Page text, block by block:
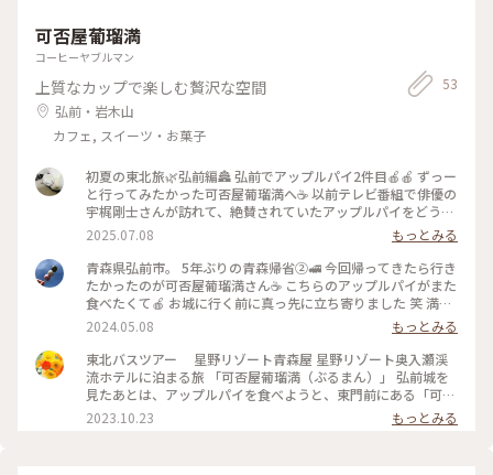
可否屋葡瑠満
コーヒーヤブルマン
上質なカップで楽しむ贅沢な空間
弘前・岩木山
カフェ, スイーツ・お菓子
53
初夏の東北旅🌿弘前編🏯 弘前でアップルパイ2件目🍎🍎 ずっー
と行ってみたかった可否屋葡瑠満へ☕️ 以前テレビ番組で俳優の
宇梶剛士さんが訪れて、絶賛されていたアップルパイをどうし
ても 食べてみたかったのです🤭 今回、念願叶って行く事が出
来ました✨✨ 「手で持ってお召し上がり下さい」とご主人👨‍🦰
美味しい珈琲と共に頂きます☕️ サクッとしたパイに程良い甘さ
の煮リンゴ🍎 シナモンの香りがたまらない素朴だけど 本当に
美味しいアップルパイです🥧 軽いので何個でも食べれそうで
した🤭 静かなお店の雰囲気、美味しいコーヒー、 素敵なスー
ツ姿のマスター👨‍🦰 カウンター席は常連様の指定席🈯️ マスタ
ーとの会話も地元の話やお天気、 なんかとっても良い雰囲気
☺️ 私も常連になりたいな〜と(近くなら 笑) 思うほど本当に素
敵な喫茶店でした✨✨ #アートな景色 #ゆるり夏時間 #ことりっ
ぷ青森 #アップルパイ #可否屋葡瑠満 #青森ドライブ #弘前ア
2025.07.08
もっとみる
青森県弘前市。 5年ぶりの青森帰省②🚅 今回帰ってきたら行き
たかったのが可否屋葡瑠満さん☕️ こちらのアップルパイがまた
食べたくて🍎 お城に行く前に真っ先に立ち寄りました 笑 満席
でしたが、わりとすぐに案内していただけました。 再訪でき
て大満足です🎵 2024.5.3 ・ #弘前カフェ #アップルパイ #可否
屋葡瑠満
2024.05.08
もっとみる
東北バスツアー 星野リゾート青森屋 星野リゾート奥入瀬渓
流ホテルに泊まる旅 「可否屋葡瑠満（ぶるまん）」 弘前城を
見たあとは、アップルパイを食べようと、東門前にある「可否
屋葡瑠満（ぶるまん）」に入りました。 店内にはクラシカル
な家具やランプ、置物が綺麗に飾られていて、カウンター後ろ
2023.10.23 もっとみる